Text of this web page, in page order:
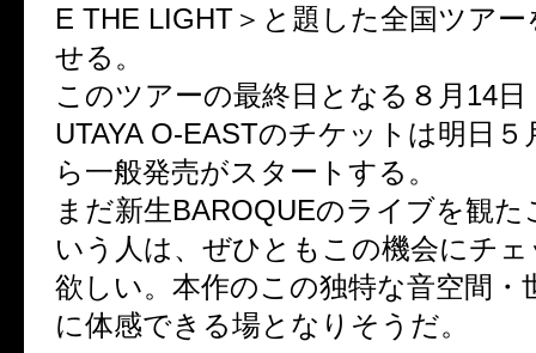
E THE LIGHT＞と題した全国ツア
せる。
このツアーの最終日となる８月14日
UTAYA O-EASTのチケットは明日５
ら一般発売がスタートする。
まだ新生BAROQUEのライブを観
いう人は、ぜひともこの機会にチ
欲しい。本作のこの独特な音空間・
に体感できる場となりそうだ。